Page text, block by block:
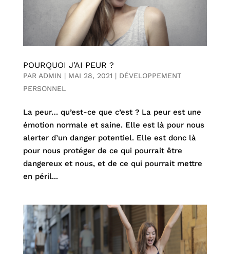
POURQUOI J’AI PEUR ?
PAR ADMIN | MAI 28, 2021 | DÉVELOPPEMENT
PERSONNEL
La peur… qu’est-ce que c’est ? La peur est une
émotion normale et saine. Elle est là pour nous
alerter d’un danger potentiel. Elle est donc là
pour nous protéger de ce qui pourrait être
dangereux et nous, et de ce qui pourrait mettre
en péril...